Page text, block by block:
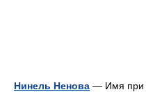
Нинель Ненова — Имя при